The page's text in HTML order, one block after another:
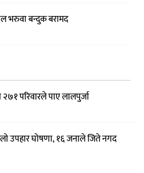
भरुवा बन्दुक बरामद
२७१ परिवारले पाए लालपुर्जा
उपहार घोषणा, १६ जनाले जिते नगद